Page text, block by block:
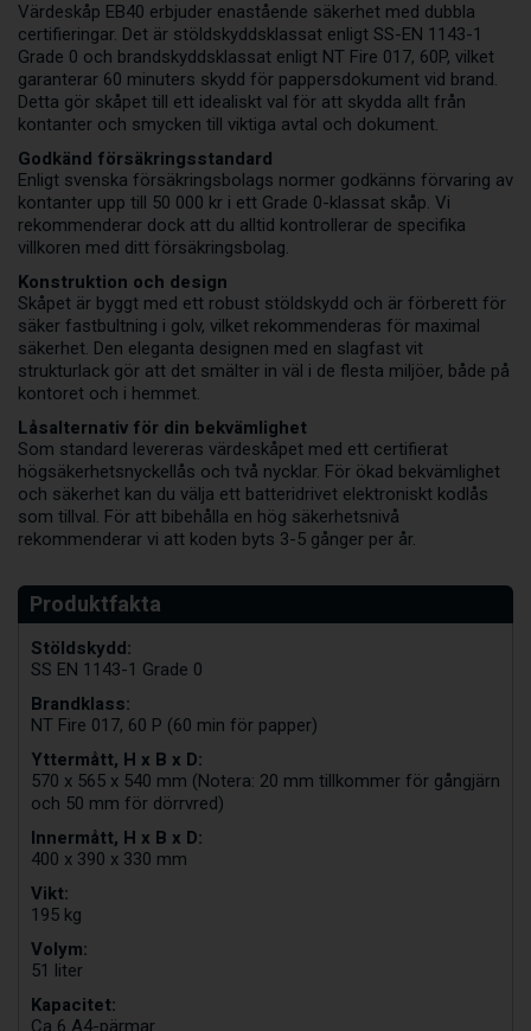
Värdeskåp EB40 erbjuder enastående säkerhet med dubbla
certifieringar. Det är stöldskyddsklassat enligt SS-EN 1143-1
Grade 0 och brandskyddsklassat enligt NT Fire 017, 60P, vilket
garanterar 60 minuters skydd för pappersdokument vid brand.
Detta gör skåpet till ett idealiskt val för att skydda allt från
kontanter och smycken till viktiga avtal och dokument.
Godkänd försäkringsstandard
Enligt svenska försäkringsbolags normer godkänns förvaring av
kontanter upp till 50 000 kr i ett Grade 0-klassat skåp. Vi
rekommenderar dock att du alltid kontrollerar de specifika
villkoren med ditt försäkringsbolag.
Konstruktion och design
Skåpet är byggt med ett robust stöldskydd och är förberett för
säker fastbultning i golv, vilket rekommenderas för maximal
säkerhet. Den eleganta designen med en slagfast vit
strukturlack gör att det smälter in väl i de flesta miljöer, både på
kontoret och i hemmet.
Låsalternativ för din bekvämlighet
Som standard levereras värdeskåpet med ett certifierat
högsäkerhetsnyckellås och två nycklar. För ökad bekvämlighet
och säkerhet kan du välja ett batteridrivet elektroniskt kodlås
som tillval. För att bibehålla en hög säkerhetsnivå
rekommenderar vi att koden byts 3-5 gånger per år.
Stöldskydd:
SS EN 1143-1 Grade 0
Brandklass:
NT Fire 017, 60 P (60 min för papper)
Yttermått, H x B x D:
570 x 565 x 540 mm (Notera: 20 mm tillkommer för gångjärn
och 50 mm för dörrvred)
Innermått, H x B x D:
400 x 390 x 330 mm
Vikt:
195 kg
Volym:
51 liter
Kapacitet:
Ca 6 A4-pärmar